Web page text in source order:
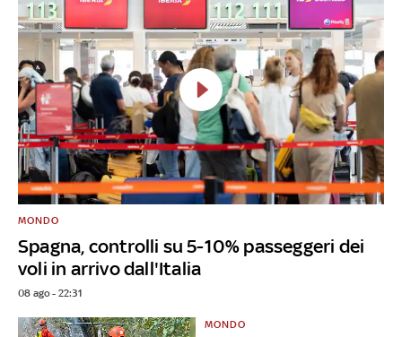
Spagna, controlli su 5-10% passeggeri dei
voli in arrivo dall'Italia
MONDO
08 ago - 22:31
MONDO